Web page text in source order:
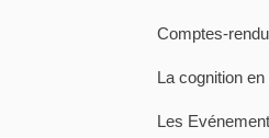
Comptes-
La cognition
Les